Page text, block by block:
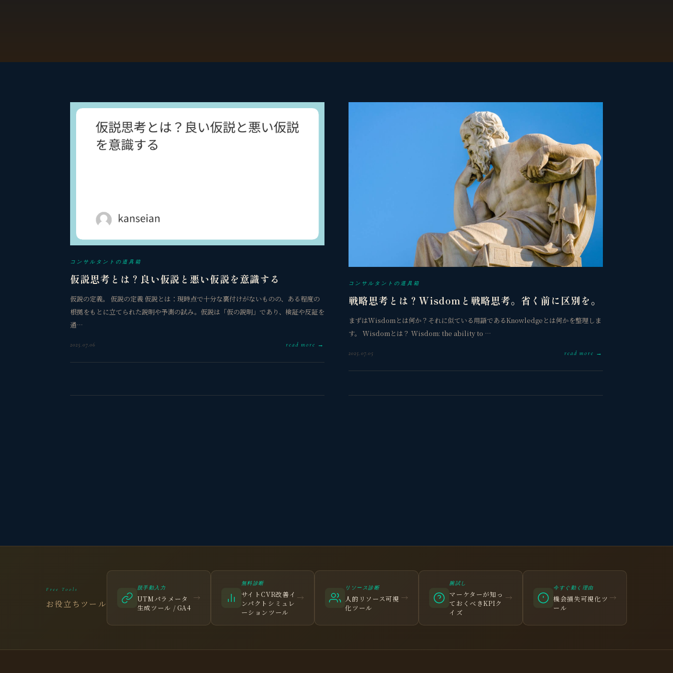
コンサルタントの道具箱
仮説思考とは？良い仮説と悪い仮説を意識する
仮説の定義。 仮説の定義 仮説とは：現時点で十分な裏付けがないものの、ある程度の
根拠をもとに立てられた説明や予測の試み。仮説は「仮の説明」であり、検証や反証を
通…
2025.07.06 read more →
コンサルタントの道具箱
戦略思考とは？Wisdomと戦略思考。省く前に区別を。
まずはWisdomとは何か？それに似ている用語であるKnowledgeとは何かを整理しま
す。 Wisdomとは？ Wisdom: the ability to …
2025.07.05 read more →
Free Tools
お役立ちツール
脱手動入力
UTMパラメータ
生成ツール / GA4
→
無料診断
サイトCVR改善イ
ンパクトシミュレ
ーションツール
→
リソース診断
人的リソース可視
化ツール
→
腕試し
マーケターが知っ
ておくべきKPIク
イズ
→
今すぐ動く理由
機会損失可視化ツ
ール
→
観
BUSINESS CONSULTING
個人事業主・経営者・マーケターの方へ。
売上・集客・ブランドの悩みをお聞きします。
❤️ ファンを増やしたい